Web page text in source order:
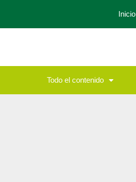
Inicio
Todo el contenido